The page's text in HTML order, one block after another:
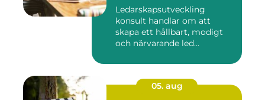
Ledarskapsutveckling
konsult handlar om att
skapa ett hållbart, modigt
och närvarande led...
05. aug